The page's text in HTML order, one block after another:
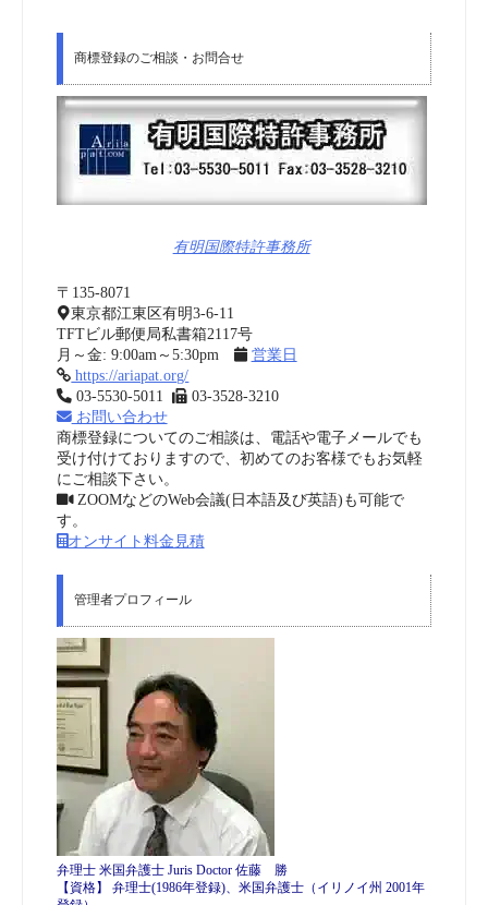
商標登録のご相談・お問合せ
有明国際特許事務所
〒135-8071
東京都江東区有明3-6-11
TFTビル郵便局私書箱2117号
月～金: 9:00am～5:30pm
営業日
https://ariapat.org/
03-5530-5011
03-3528-3210
お問い合わせ
商標登録についてのご相談は、電話や電子メールでも
受け付けておりますので、初めてのお客様でもお気軽
にご相談下さい。
ZOOMなどのWeb会議(日本語及び英語)も可能で
す。
オンサイト料金見積
管理者プロフィール
弁理士 米国弁護士 Juris Doctor 佐藤 勝
【資格】 弁理士(1986年登録)、米国弁護士（イリノイ州 2001年